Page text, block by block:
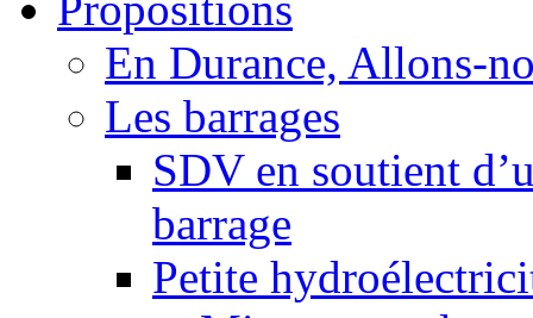
En Durance, Allons-
Les barrages
SDV en soutient
barrage
Petite